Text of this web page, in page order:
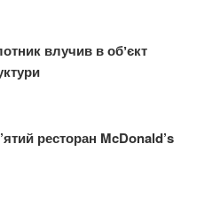
влучив в обʼєкт
ресторан McDonald’s